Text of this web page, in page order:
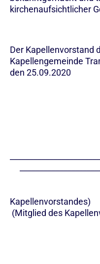
kirchenaufsichtlicher
Der Kapellenvorstand
den 25.09.2020
(Mitglied des